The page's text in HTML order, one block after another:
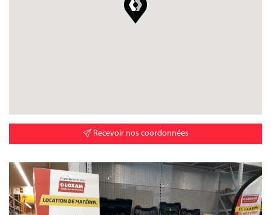
Recevoir nos coordonnées